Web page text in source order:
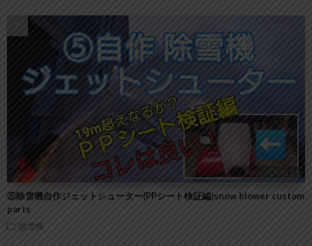
⑤除雪機自作ジェットシューター(PPシート検証編)snow blower custom
parts
除雪機